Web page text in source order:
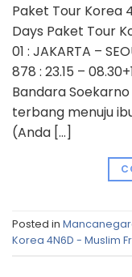
Paket Tour Korea
Days Paket Tour
01 : JAKARTA –
878 : 23.15 –
Bandara
terbang menuju
(Anda […]
Posted in
Korea 4N6D - Muslim